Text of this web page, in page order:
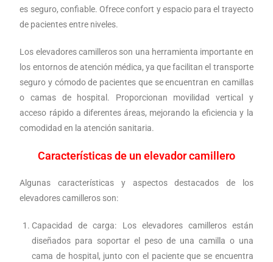
es seguro, confiable. Ofrece confort y espacio para el trayecto
de pacientes entre niveles.
Los elevadores camilleros son una herramienta importante en
los entornos de atención médica, ya que facilitan el transporte
seguro y cómodo de pacientes que se encuentran en camillas
o camas de hospital. Proporcionan movilidad vertical y
acceso rápido a diferentes áreas, mejorando la eficiencia y la
comodidad en la atención sanitaria.
Características de un elevador camillero
Algunas características y aspectos destacados de los
elevadores camilleros son:
Capacidad de carga: Los elevadores camilleros están
diseñados para soportar el peso de una camilla o una
cama de hospital, junto con el paciente que se encuentra